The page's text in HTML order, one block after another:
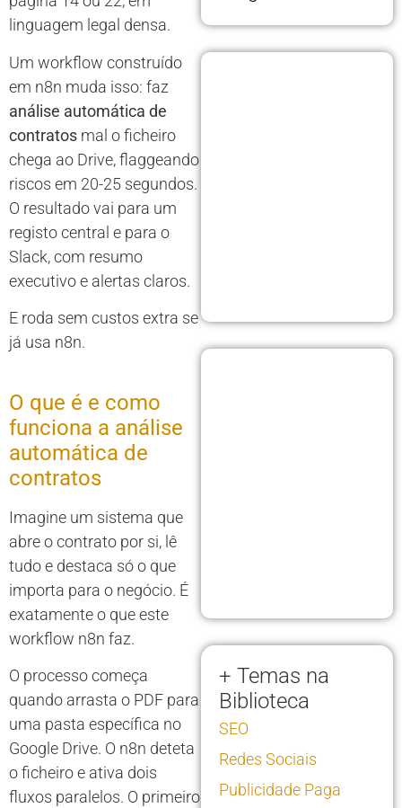
linguagem legal densa.
Um workflow construído
em n8n muda isso: faz
análise automática de
contratos mal o ficheiro
chega ao Drive, flaggeando
riscos em 20-25 segundos.
O resultado vai para um
registo central e para o
Slack, com resumo
executivo e alertas claros.
E roda sem custos extra se
já usa n8n.
O que é e como
funciona a análise
automática de
contratos
Imagine um sistema que
abre o contrato por si, lê
tudo e destaca só o que
importa para o negócio. É
exatamente o que este
workflow n8n faz.
O processo começa
quando arrasta o PDF para
uma pasta específica no
Google Drive. O n8n deteta
o ficheiro e ativa dois
fluxos paralelos. O primeiro
+ Temas na
Biblioteca
SEO
Redes Sociais
Publicidade Paga